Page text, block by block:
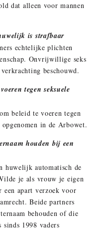
dat alleen voor mannen
is strafbaar
echtelijke plichten
Onvrijwillige seks
beschouwd.
tegen seksuele
beleid te voeren tegen
in de Arbowet.
houden bij een
huwelijk automatisch de
je als vrouw je eigen
een apart verzoek voor
Beide partners
behouden of die
sinds 1998 vaders